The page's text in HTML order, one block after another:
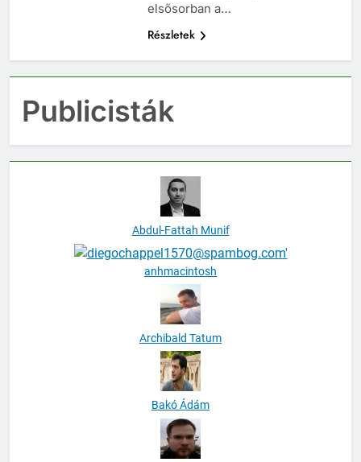
elsősorban a…
Részletek
Publicisták
Abdul-Fattah Munif
anhmacintosh
Archibald Tatum
Bakó Ádám